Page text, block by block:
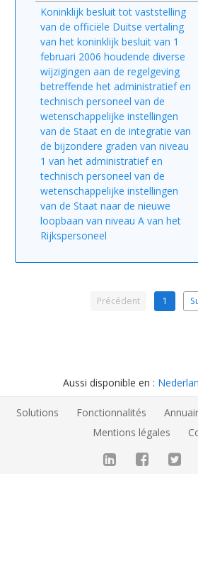
Koninklijk besluit tot vaststelling
van de officiële Duitse vertaling
van het koninklijk besluit van 1
februari 2006 houdende diverse
wijzigingen aan de regelgeving
betreffende het administratief en
technisch personeel van de
wetenschappelijke instellingen
van de Staat en de integratie van
de bijzondere graden van niveau
1 van het administratief en
technisch personeel van de
wetenschappelijke instellingen
van de Staat naar de nieuwe
loopbaan van niveau A van het
Rijkspersoneel
Précédent 1
Aussi disponible en :
Solutions Fonctionnalités
Mentions légales